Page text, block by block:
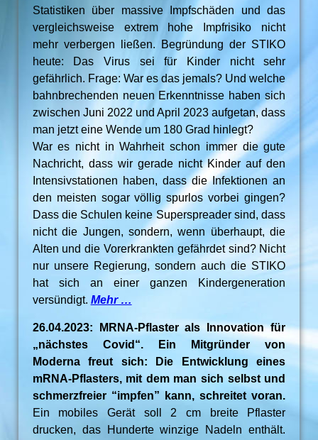
Statistiken über massive Impfschäden und das
vergleichsweise extrem hohe Impfrisiko nicht
mehr verbergen ließen. Begründung der STIKO
heute: Das Virus sei für Kinder nicht sehr
gefährlich. Frage: War es das jemals? Und welche
bahnbrechenden neuen Erkenntnisse haben sich
zwischen Juni 2022 und April 2023 aufgetan, dass
man jetzt eine Wende um 180 Grad hinlegt?
War es nicht in Wahrheit schon immer die gute
Nachricht, dass wir gerade nicht Kinder auf den
Intensivstationen haben, dass die Infektionen an
den meisten sogar völlig spurlos vorbei gingen?
Dass die Schulen keine Superspreader sind, dass
nicht die Jungen, sondern, wenn überhaupt, die
Alten und die Vorerkrankten gefährdet sind? Nicht
nur unsere Regierung, sondern auch die STIKO
hat sich an einer ganzen Kindergeneration
versündigt. Mehr …
26.04.2023: MRNA-Pflaster als Innovation für
„nächstes Covid“. Ein Mitgründer von
Moderna freut sich: Die Entwicklung eines
mRNA-Pflasters, mit dem man sich selbst und
schmerzfreier “impfen” kann, schreitet voran.
Ein mobiles Gerät soll 2 cm breite Pflaster
drucken, das Hunderte winzige Nadeln enthält.